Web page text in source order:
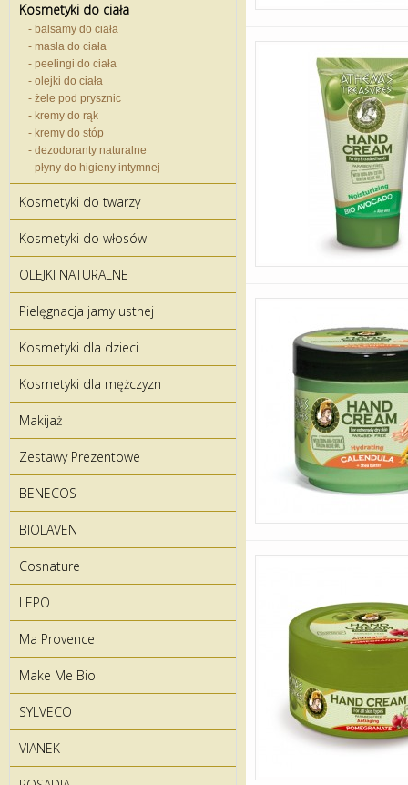
Kosmetyki do ciała
- balsamy do ciała
- masła do ciała
- peelingi do ciała
- olejki do ciała
- żele pod prysznic
- kremy do rąk
- kremy do stóp
- dezodoranty naturalne
- płyny do higieny intymnej
Kosmetyki do twarzy
Kosmetyki do włosów
OLEJKI NATURALNE
Pielęgnacja jamy ustnej
Kosmetyki dla dzieci
Kosmetyki dla mężczyzn
Makijaż
Zestawy Prezentowe
BENECOS
BIOLAVEN
Cosnature
LEPO
Ma Provence
Make Me Bio
SYLVECO
VIANEK